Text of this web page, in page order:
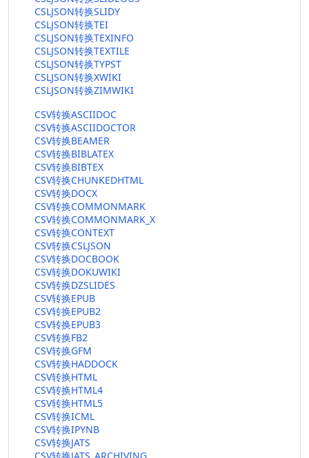
CSLJSON转换SLIDY
CSLJSON转换TEI
CSLJSON转换TEXINFO
CSLJSON转换TEXTILE
CSLJSON转换TYPST
CSLJSON转换XWIKI
CSLJSON转换ZIMWIKI
CSV转换ASCIIDOC
CSV转换ASCIIDOCTOR
CSV转换BEAMER
CSV转换BIBLATEX
CSV转换BIBTEX
CSV转换CHUNKEDHTML
CSV转换DOCX
CSV转换COMMONMARK
CSV转换COMMONMARK_X
CSV转换CONTEXT
CSV转换CSLJSON
CSV转换DOCBOOK
CSV转换DOKUWIKI
CSV转换DZSLIDES
CSV转换EPUB
CSV转换EPUB2
CSV转换EPUB3
CSV转换FB2
CSV转换GFM
CSV转换HADDOCK
CSV转换HTML
CSV转换HTML4
CSV转换HTML5
CSV转换ICML
CSV转换IPYNB
CSV转换JATS